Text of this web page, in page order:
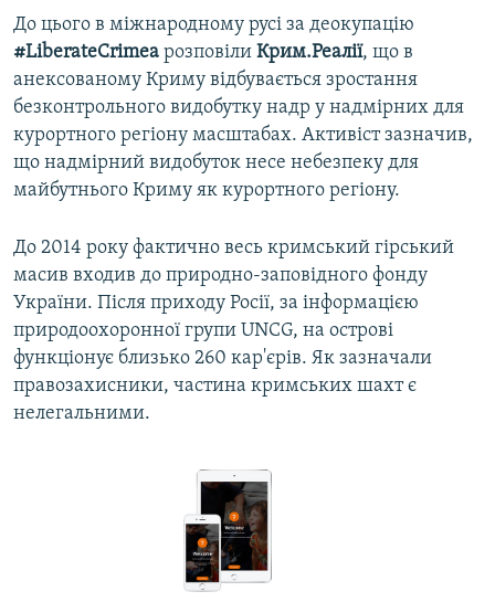
До цього в міжнародному русі за деокупацію
#LiberateCrimea розповіли Крим.Реалії, що в
анексованому Криму відбувається зростання
безконтрольного видобутку надр у надмірних для
курортного регіону масштабах. Активіст зазначив,
що надмірний видобуток несе небезпеку для
майбутнього Криму як курортного регіону.
До 2014 року фактично весь кримський гірський
масив входив до природно-заповідного фонду
України. Після приходу Росії, за інформацією
природоохоронної групи UNCG, на острові
функціонує близько 260 кар'єрів. Як зазначали
правозахисники, частина кримських шахт є
нелегальними.